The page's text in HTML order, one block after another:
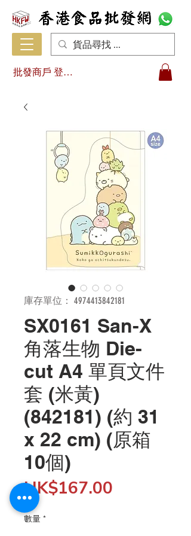
批發商戶 登入/註冊
庫存單位： 4974413842181
SX0161 San-X
角落生物 Die-
cut A4 單頁文件
套 (米黃)
(842181) (約 31
x 22 cm) (原箱
10個)
HK$167.00
數量 *